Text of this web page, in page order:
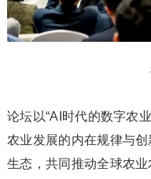
论坛以“AI时代的数字农
农业发展的内在规律与
生态，共同推动全球农业